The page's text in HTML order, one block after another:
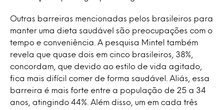
Outras barreiras mencionadas pelos brasileiros para
manter uma dieta saudável são preocupações com o
tempo e conveniência. A pesquisa Mintel também
revela que quase dois em cinco brasileiros, 38%,
concordam, que devido ao estilo de vida agitado,
fica mais difícil comer de forma saudável. Aliás, essa
barreira é mais forte entre a população de 25 a 34
anos, atingindo 44%. Além disso, um em cada três